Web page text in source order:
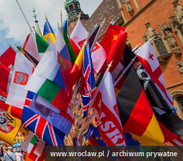
www.wroclaw.pl / archiwum prywatne